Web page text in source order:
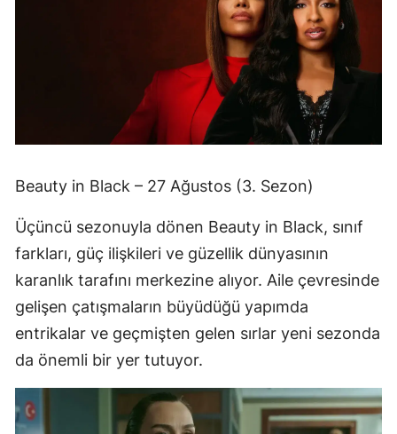
Beauty in Black – 27 Ağustos (3. Sezon)
Üçüncü sezonuyla dönen Beauty in Black, sınıf
farkları, güç ilişkileri ve güzellik dünyasının
karanlık tarafını merkezine alıyor. Aile çevresinde
gelişen çatışmaların büyüdüğü yapımda
entrikalar ve geçmişten gelen sırlar yeni sezonda
da önemli bir yer tutuyor.